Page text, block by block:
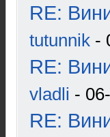
RE:
tutunnik -
RE:
vladli -
RE: